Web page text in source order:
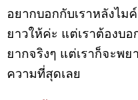
อยากบอกกับเราหลังไม
ยาวให้ค่ะ แต่เราต้องบ
ยากจริงๆ แต่เราก็จะพ
ความที่สุดเลย